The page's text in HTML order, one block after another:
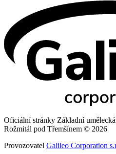
Oficiální stránky Základní
Rožmitál pod Třemšínem © 2026
Provozovatel Galileo Corporation